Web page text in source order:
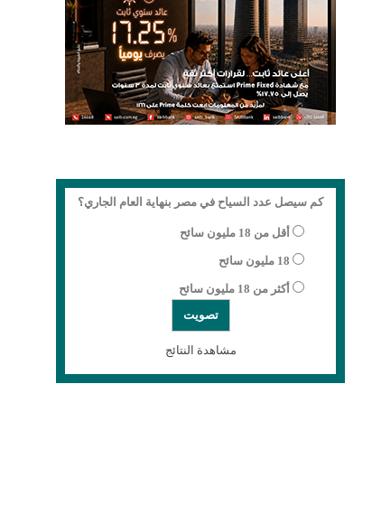
كم سيصل عدد السياح في مصر بنهاية العام الجاري؟
أقل من 18 مليون سائح
18 مليون سائح
أكثر من 18 مليون سائح
مشاهدة النتائج